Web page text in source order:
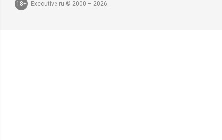
18+
Executive.ru © 2000 – 2026.